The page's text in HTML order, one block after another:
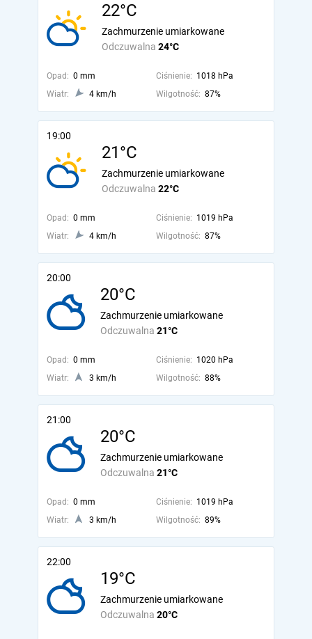
22°C
Odczuwalna 24°C
Zachmurzenie umiarkowane
Opad: 0 mm Ciśnienie: 1018 hPa
Wiatr:
4 km/h Wilgotność: 87%
19:00
21°C
Odczuwalna 22°C
Zachmurzenie umiarkowane
Opad: 0 mm Ciśnienie: 1019 hPa
Wiatr:
4 km/h Wilgotność: 87%
20:00
20°C
Odczuwalna 21°C
Zachmurzenie umiarkowane
Opad: 0 mm Ciśnienie: 1020 hPa
Wiatr:
3 km/h Wilgotność: 88%
21:00
20°C
Odczuwalna 21°C
Zachmurzenie umiarkowane
Opad: 0 mm Ciśnienie: 1019 hPa
Wiatr:
3 km/h Wilgotność: 89%
22:00
19°C
Odczuwalna 20°C
Zachmurzenie umiarkowane